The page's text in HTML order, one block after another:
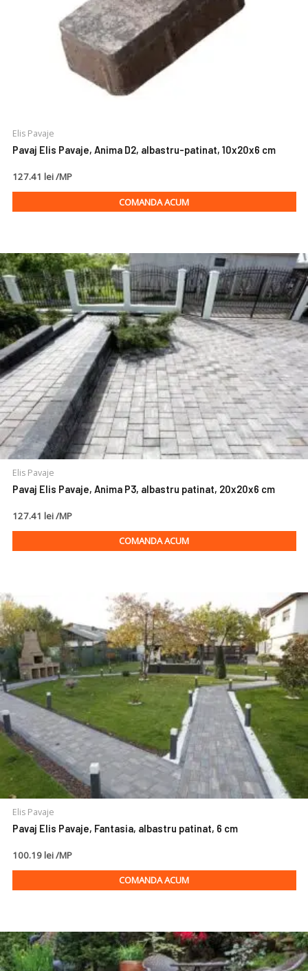
Elis Pavaje
Pavaj Elis Pavaje, Anima D2, albastru-patinat, 10x20x6 cm
127.41 lei /MP
COMANDA ACUM
Elis Pavaje
Pavaj Elis Pavaje, Anima P3, albastru patinat, 20x20x6 cm
127.41 lei /MP
COMANDA ACUM
Elis Pavaje
Pavaj Elis Pavaje, Fantasia, albastru patinat, 6 cm
100.19 lei /MP
COMANDA ACUM